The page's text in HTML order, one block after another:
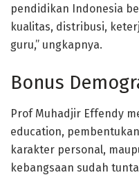
pendidikan Indonesia
kualitas, distribusi,
guru,” ungkapnya.
Bonus
Prof Muhadjir Effendy
education,
karakter personal,
kebangsaan sudah